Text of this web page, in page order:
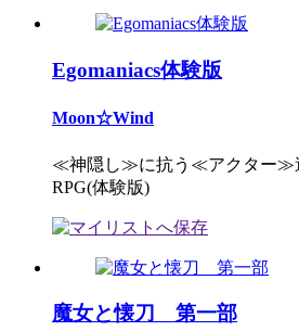
Egomaniacs体験版
Moon☆Wind
≪神隠し≫に抗う≪アクター≫
RPG(体験版)
魔女と懐刀 第一部